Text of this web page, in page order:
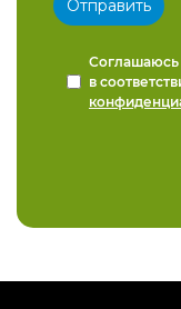
Соглашаюсь
в